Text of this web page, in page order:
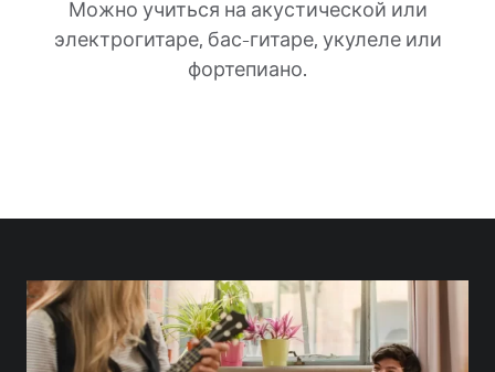
Можно учиться на акустической или
электрогитаре, бас-гитаре, укулеле или
фортепиано.